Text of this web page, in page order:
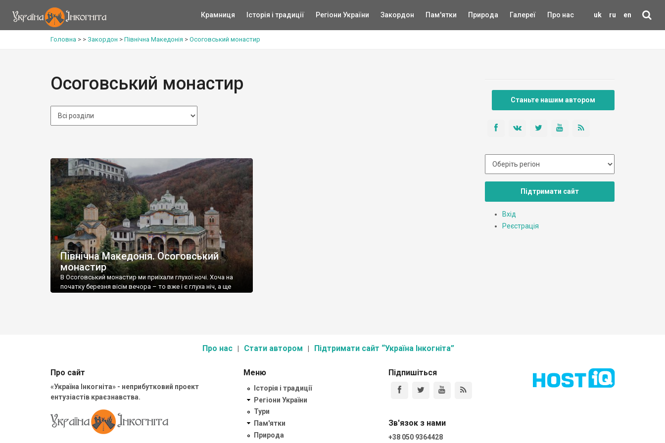
uk ru en
Крамниця Історія і традиції Регіони України Закордон Пам'ятки Природа Галереї Про нас
Головна > > Закордон > Північна Македонія > Осоговський монастир
Осоговський монастир
Північна Македонія. Осоговський
монастир
В Осоговський монастир ми приїхали глухої ночі. Хоча на
початку березня вісім вечора – то вже і є глуха ніч, а ще
Станьте нашим автором
Підтримати сайт
Вхід
Реєстрація
Про нас Стати автором Підтримати сайт “Україна Інкогніта”
Про сайт
«Україна Інкогніта» - неприбутковий проект
ентузіастів краєзнавства.
Меню
Історія і традиції
Регіони України
Тури
Пам'ятки
Природа
Підпишіться
Зв'язок з нами
+38 050 9364428